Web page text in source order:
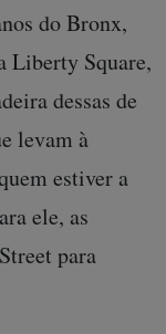
do Bronx,
Liberty Square,
dessas de
levam à
estiver a
ele, as
para